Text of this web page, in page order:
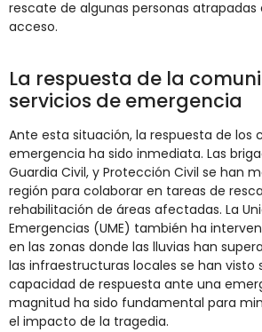
rescate de algunas personas atrapadas
acceso.
La respuesta de la
servicios de emergencia
Ante esta situación, la respuesta de los
emergencia ha sido inmediata. Las
Guardia Civil, y Protección Civil se han
región para colaborar en tareas de
rehabilitación de áreas afectadas. La
Emergencias (UME) también ha
en las zonas donde las lluvias han
las infraestructuras locales se han visto
capacidad de respuesta ante una
magnitud ha sido fundamental para
el impacto de la tragedia.